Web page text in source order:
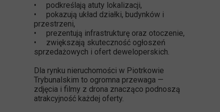
• podkreślają atuty lokalizacji,
• pokazują układ działki, budynków i
przestrzeni,
• prezentują infrastrukturę oraz otoczenie,
• zwiększają skuteczność ogłoszeń
sprzedażowych i ofert deweloperskich.
Dla rynku nieruchomości w Piotrkowie
Trybunalskim to ogromna przewaga —
zdjęcia i filmy z drona znacząco podnoszą
atrakcyjność każdej oferty.